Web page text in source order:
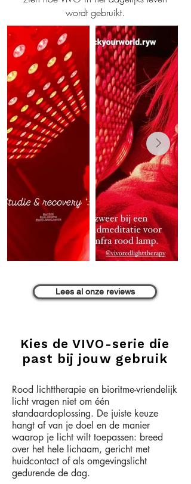
wordt gebruikt.
Lees al onze reviews
Kies de VIVO-serie die
past bij jouw gebruik
Rood lichttherapie en bioritme-vriendelijk
licht vragen niet om één
standaardoplossing. De juiste keuze
hangt af van je doel en de manier
waarop je licht wilt toepassen: breed
over het hele lichaam, gericht met
huidcontact of als omgevingslicht
gedurende de dag.